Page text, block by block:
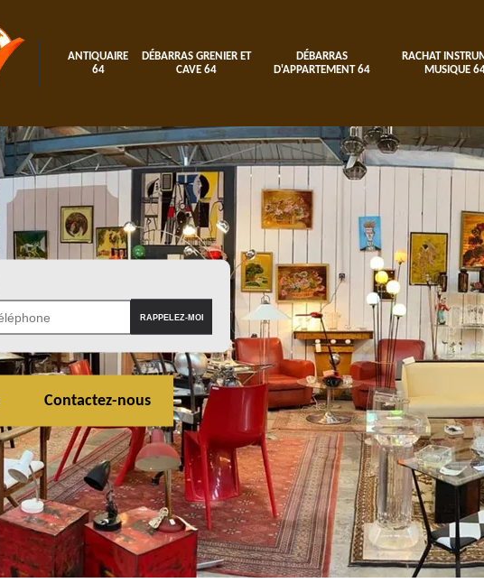
ANTIQUAIRE
64
DÉBARRAS GRENIER ET
CAVE 64
DÉBARRAS
D'APPARTEMENT 64
RACHAT
MUSIQUE
Contactez-nous